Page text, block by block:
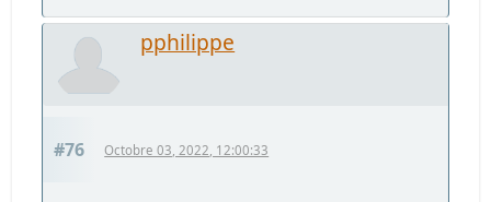
pphilippe
#76 Octobre 03, 2022, 12:00:33